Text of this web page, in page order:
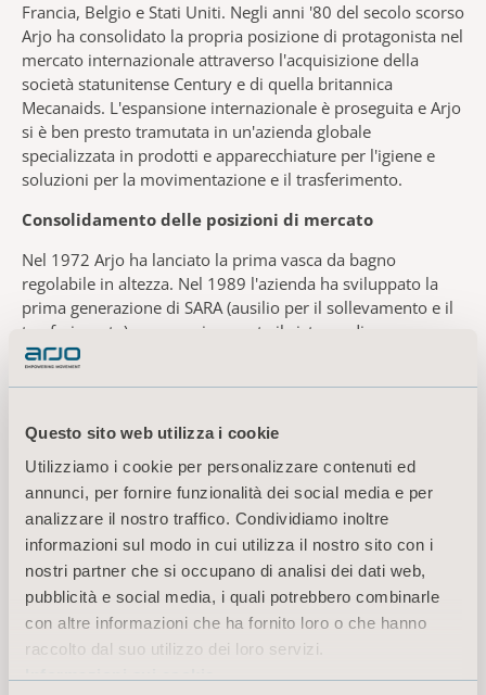
Questo sito web utilizza i cookie
Utilizziamo i cookie per personalizzare contenuti ed
annunci, per fornire funzionalità dei social media e per
analizzare il nostro traffico. Condividiamo inoltre
informazioni sul modo in cui utilizza il nostro sito con i
nostri partner che si occupano di analisi dei dati web,
pubblicità e social media, i quali potrebbero combinarle
con altre informazioni che ha fornito loro o che hanno
raccolto dal suo utilizzo dei loro servizi.
Francia, Belgio e Stati Uniti. Negli anni '80 del secolo scorso
Arjo ha consolidato la propria posizione di protagonista nel
mercato internazionale attraverso l'acquisizione della
società statunitense Century e di quella britannica
Mecanaids. L'espansione internazionale è proseguita e Arjo
si è ben presto tramutata in un'azienda globale
specializzata in prodotti e apparecchiature per l'igiene e
soluzioni per la movimentazione e il trasferimento.
Consolidamento delle posizioni di mercato
Nel 1972 Arjo ha lanciato la prima vasca da bagno
regolabile in altezza. Nel 1989 l'azienda ha sviluppato la
prima generazione di SARA (ausilio per il sollevamento e il
trasferimento) e successivamente il sistema di
sollevamento dei pazienti Maxi Move. Lo sviluppo di
la movimentazione e il trasferimento dei pazienti.
Quotazione seguita dall'acquisizione da parte di
Getinge
Arjo è stata quotata per la prima volta in borsa a Stoccolma
e Londra nel 1993. All'epoca l'azienda contava circa 1.100
dipendenti e generava un fatturato di circa 1.300 milioni di
SEK. Nel 1995 Arjo è stata acquisita da Getinge che ha
successivamente ampliato l'offerta di prodotti includendo
letti medici, sollevapazienti e sistemi per il bagno. Arjo è
così diventata il pilastro dell'area commerciale Extended